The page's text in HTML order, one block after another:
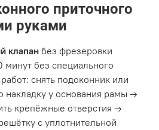
приточного
руками
клапан без фрезеровки
минут без специального
снять подоконник или
накладку у основания рамы →
крепёжные отверстия →
с уплотнительной